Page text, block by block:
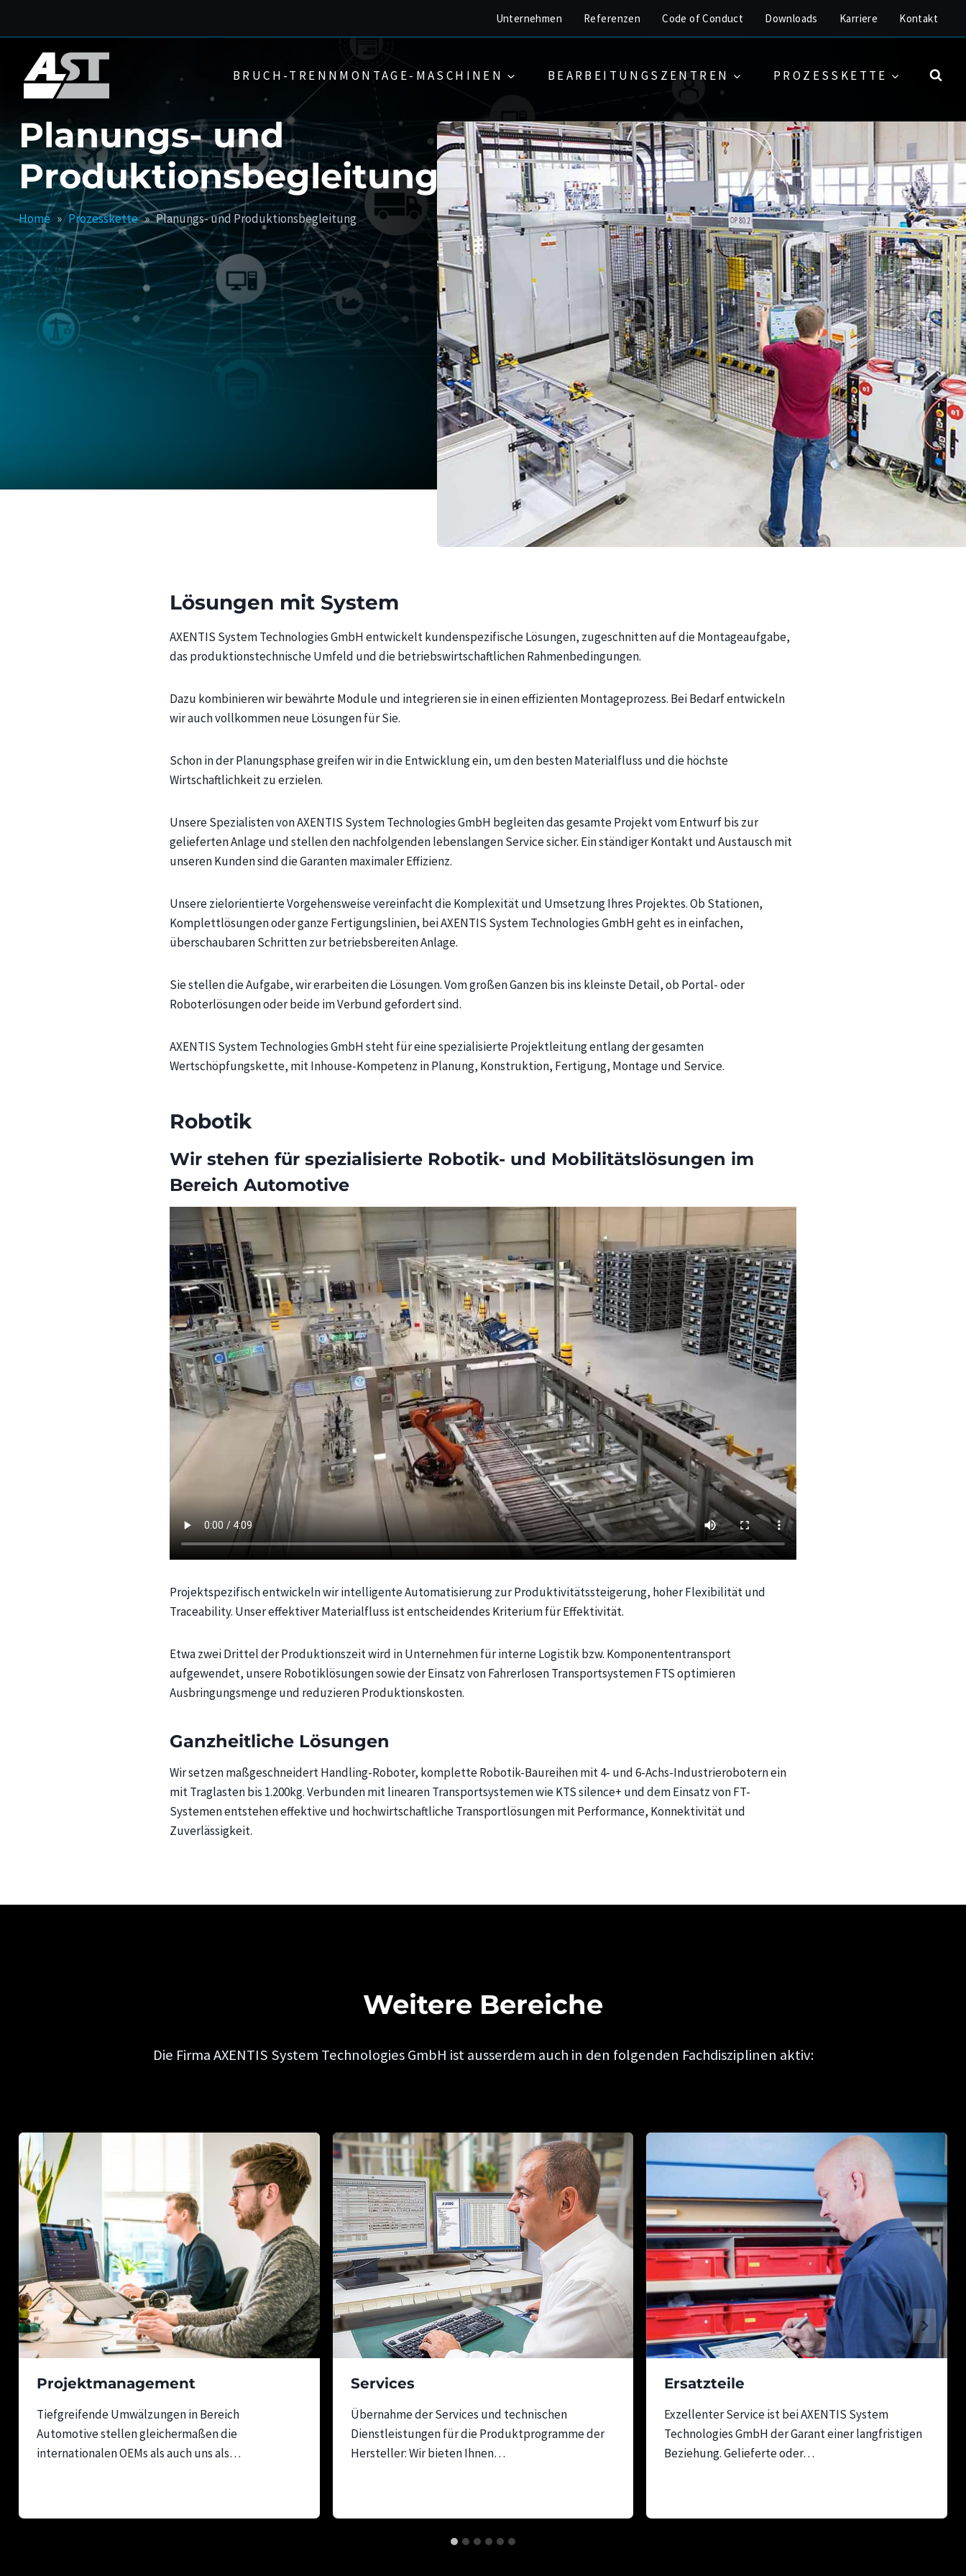
Unternehmen Referenzen Code of Conduct Downloads Karriere Kontakt
BRUCH-TRENNMONTAGE-MASCHINEN BEARBEITUNGSZENTREN PROZESSKETTE
Planungs- und
Produktionsbegleitung
Home » Prozesskette » Planungs- und Produktionsbegleitung
Lösungen mit System
AXENTIS System Technologies GmbH entwickelt kundenspezifische Lösungen, zugeschnitten auf die Montageaufgabe,
das produktionstechnische Umfeld und die betriebswirtschaftlichen Rahmenbedingungen.
Dazu kombinieren wir bewährte Module und integrieren sie in einen effizienten Montageprozess. Bei Bedarf entwickeln
wir auch vollkommen neue Lösungen für Sie.
Schon in der Planungsphase greifen wir in die Entwicklung ein, um den besten Materialfluss und die höchste
Wirtschaftlichkeit zu erzielen.
Unsere Spezialisten von AXENTIS System Technologies GmbH begleiten das gesamte Projekt vom Entwurf bis zur
gelieferten Anlage und stellen den nachfolgenden lebenslangen Service sicher. Ein ständiger Kontakt und Austausch mit
unseren Kunden sind die Garanten maximaler Effizienz.
Unsere zielorientierte Vorgehensweise vereinfacht die Komplexität und Umsetzung Ihres Projektes. Ob Stationen,
Komplettlösungen oder ganze Fertigungslinien, bei AXENTIS System Technologies GmbH geht es in einfachen,
überschaubaren Schritten zur betriebsbereiten Anlage.
Sie stellen die Aufgabe, wir erarbeiten die Lösungen. Vom großen Ganzen bis ins kleinste Detail, ob Portal- oder
Roboterlösungen oder beide im Verbund gefordert sind.
AXENTIS System Technologies GmbH steht für eine spezialisierte Projektleitung entlang der gesamten
Wertschöpfungskette, mit Inhouse-Kompetenz in Planung, Konstruktion, Fertigung, Montage und Service.
Robotik
Wir stehen für spezialisierte Robotik- und Mobilitätslösungen im
Bereich Automotive
Projektspezifisch entwickeln wir intelligente Automatisierung zur Produktivitätssteigerung, hoher Flexibilität und
Traceability. Unser effektiver Materialfluss ist entscheidendes Kriterium für Effektivität.
Etwa zwei Drittel der Produktionszeit wird in Unternehmen für interne Logistik bzw. Komponententransport
aufgewendet, unsere Robotiklösungen sowie der Einsatz von Fahrerlosen Transportsystemen FTS optimieren
Ausbringungsmenge und reduzieren Produktionskosten.
Ganzheitliche Lösungen
Wir setzen maßgeschneidert Handling-Roboter, komplette Robotik-Baureihen mit 4- und 6-Achs-Industrierobotern ein
mit Traglasten bis 1.200kg. Verbunden mit linearen Transportsystemen wie KTS silence+ und dem Einsatz von FT-
Systemen entstehen effektive und hochwirtschaftliche Transportlösungen mit Performance, Konnektivität und
Zuverlässigkeit.
Weitere Bereiche
Die Firma AXENTIS System Technologies GmbH ist ausserdem auch in den folgenden Fachdisziplinen aktiv:
Projektmanagement
Tiefgreifende Umwälzungen in Bereich
Automotive stellen gleichermaßen die
internationalen OEMs als auch uns als…
Services
Übernahme der Services und technischen
Dienstleistungen für die Produktprogramme der
Hersteller: Wir bieten Ihnen…
Ersatzteile
Exzellenter Service ist bei AXENTIS System
Technologies GmbH der Garant einer langfristigen
Beziehung. Gelieferte oder…